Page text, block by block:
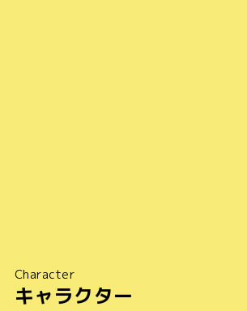
Character
キャラクター